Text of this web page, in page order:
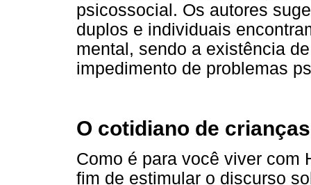
psicossocial. Os autores
duplos e individuais
mental, sendo a existência
impedimento de problemas
O cotidiano de
Como é para você viver com
fim de estimular o discurso